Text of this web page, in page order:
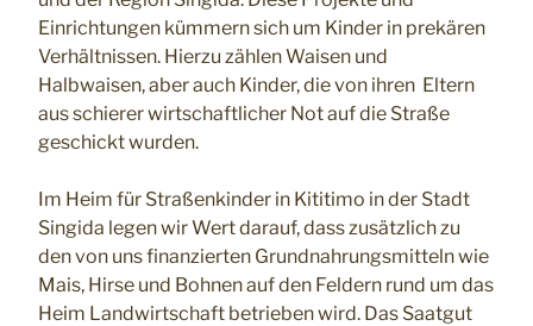
Einrichtungen kümmern sich um Kinder in prekären
Verhältnissen. Hierzu zählen Waisen und
Halbwaisen, aber auch Kinder, die von ihren Eltern
aus schierer wirtschaftlicher Not auf die Straße
geschickt wurden.
Im Heim für Straßenkinder in Kititimo in der Stadt
Singida legen wir Wert darauf, dass zusätzlich zu
den von uns finanzierten Grundnahrungsmitteln wie
Mais, Hirse und Bohnen auf den Feldern rund um das
Heim Landwirtschaft betrieben wird. Das Saatgut